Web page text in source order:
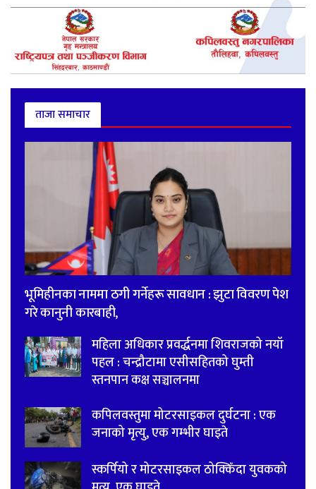
ताजा समाचार
भूमिहीनका नाममा ठगी गर्नेहरू सावधान : झुटा विवरण पेश
गरे कानुनी कारबाही,
महिला अधिकार प्रवर्द्धनमा शिवराजको नयाँ
पहल : चन्द्रौटामा एसीसहितको घुम्ती
स्तनपान कक्ष सञ्चालनमा
कपिलवस्तुमा मोटरसाइकल दुर्घटना : एक
जनाको मृत्यु, एक गम्भीर घाइते
स्कर्पियो र मोटरसाइकल ठोक्किँदा युवकको